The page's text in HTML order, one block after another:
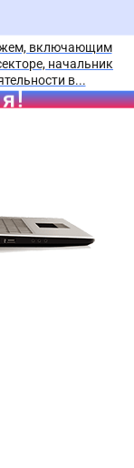
включающим
начальник
в...